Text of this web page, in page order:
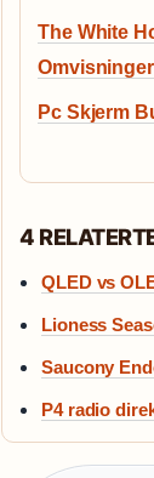
The White
Pc Skjerm
4
QLED vs
Lioness
Saucony
P4 radio